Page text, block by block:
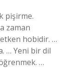
pişirme.
zaman
hobidir. …
… Yeni bir dil
…